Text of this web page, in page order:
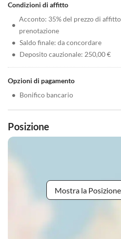
Condizioni di affitto
•
Acconto: 35% del prezzo di
prenotazione
• Saldo finale: da concordare
• Deposito cauzionale: 250,00 €
Opzioni di pagamento
• Bonifico bancario
Posizione
Mostra la